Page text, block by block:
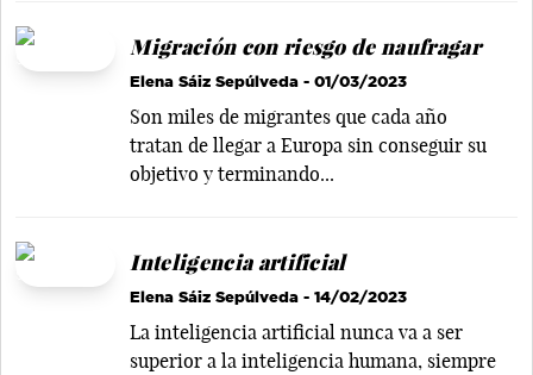
Migración con riesgo de naufragar
Elena Sáiz Sepúlveda - 01/03/2023
Son miles de migrantes que cada año
tratan de llegar a Europa sin conseguir su
objetivo y terminando...
Inteligencia artificial
Elena Sáiz Sepúlveda - 14/02/2023
La inteligencia artificial nunca va a ser
superior a la inteligencia humana, siempre